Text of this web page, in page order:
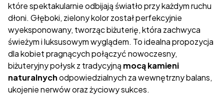
które spektakularnie odbijają światło przy każdym ruchu
dłoni. Głęboki, zielony kolor został perfekcyjnie
wyeksponowany, tworząc biżuterię, która zachwyca
świeżym i luksusowym wyglądem. To idealna propozycja
dla kobiet pragnących połączyć nowoczesny,
biżuteryjny połysk z tradycyjną mocą kamieni
naturalnychodpowiedzialnych za wewnętrzny balans,
ukojenie nerwów oraz życiowy sukces.